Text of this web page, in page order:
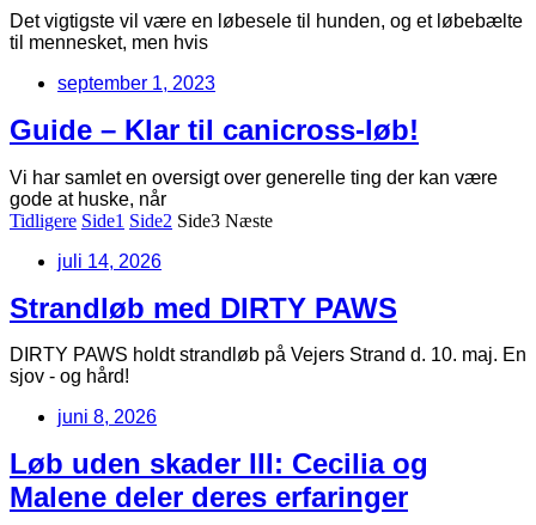
Det vigtigste vil være en løbesele til hunden, og et løbebælte
til mennesket, men hvis
september 1, 2023
Guide – Klar til canicross-løb!
Vi har samlet en oversigt over generelle ting der kan være
gode at huske, når
Tidligere Side1 Side2 Side3 Næste
juli 14, 2026
Strandløb med DIRTY PAWS
DIRTY PAWS holdt strandløb på Vejers Strand d. 10. maj. En
sjov - og hård!
juni 8, 2026
Løb uden skader III: Cecilia og
Malene deler deres erfaringer